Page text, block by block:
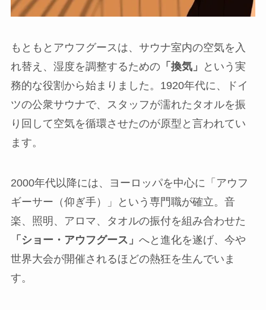
もともとアウフグースは、サウナ室内の空気を入
れ替え、湿度を調整するための「換気」
という実
務的な役割から始まりました。1920年代に、ドイ
ツの公衆サウナで、スタッフが濡れたタオルを振
り回して空気を循環させたのが原型と言われてい
ます。
2000年代以降には、ヨーロッパを中心に「アウフ
ギーサー（仰ぎ手）」という専門職が確立。音
楽、照明、アロマ、タオルの振付を組み合わせた
「ショー・アウフグース」 へと進化を遂げ、今や
世界大会が開催されるほどの熱狂を生んでいま
す。